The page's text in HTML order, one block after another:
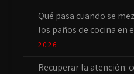
Qué pasa cuando se
los paños de cocina en
2026
Recuperar la atención: